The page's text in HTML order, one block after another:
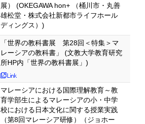
展） (OKEGAWA hon+ （桶川市・丸善
雄松堂・株式会社新都市ライフホール
ディングス）)
「世界の教科書展 第28回＜特集＞マ
レーシアの教科書」 (文教大学教育研究
所HP内「世界の教科書展」)
マレーシアにおける国際理解教育～教
育学部生によるマレーシアの小・中学
校における日本文化に関する授業実践
（第8回マレーシア研修）（ジョホー